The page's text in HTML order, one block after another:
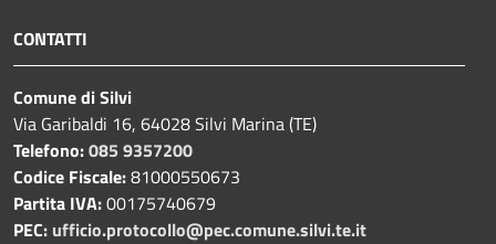
CONTATTI
Comune di Silvi
Via Garibaldi 16, 64028 Silvi Marina (TE)
Telefono:085 9357200
Codice Fiscale:81000550673
Partita IVA:00175740679
PEC: ufficio.protocollo@pec.comune.silvi.te.it